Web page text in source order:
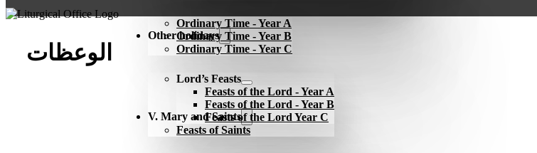
Ordinary Time - Year A
Ordinary Time - Year B
Ordinary Time - Year C
Other holidays
Lord’s Feasts
Feasts of the Lord - Year A
Feasts of the Lord - Year B
Feasts of the Lord Year C
Feasts of Saints
V. Mary and Saints
الوعظات